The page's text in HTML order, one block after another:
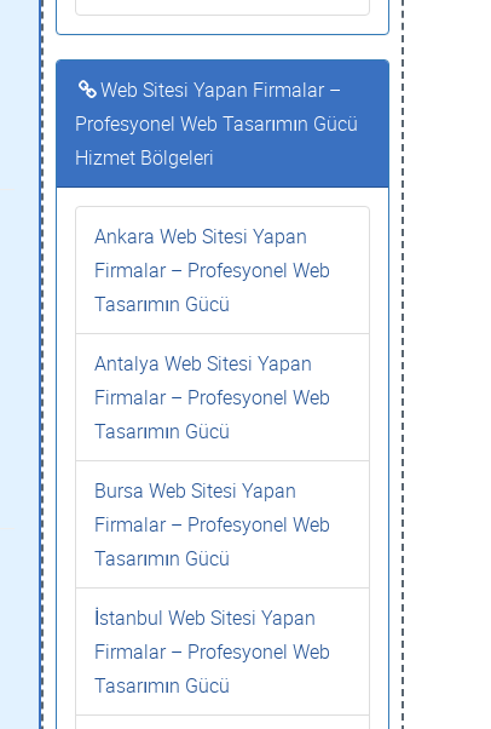
Web Sitesi Yapan Firmalar –
Profesyonel Web Tasarımın Gücü
Hizmet Bölgeleri
Ankara Web Sitesi Yapan
Firmalar – Profesyonel Web
Tasarımın Gücü
Antalya Web Sitesi Yapan
Firmalar – Profesyonel Web
Tasarımın Gücü
Bursa Web Sitesi Yapan
Firmalar – Profesyonel Web
Tasarımın Gücü
İstanbul Web Sitesi Yapan
Firmalar – Profesyonel Web
Tasarımın Gücü